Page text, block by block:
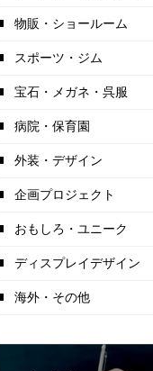
物販・ショールーム
スポーツ・ジム
宝石・メガネ・呉服
病院・保育園
外装・デザイン
企画プロジェクト
おもしろ・ユニーク
ディスプレイデザイン
海外・その他